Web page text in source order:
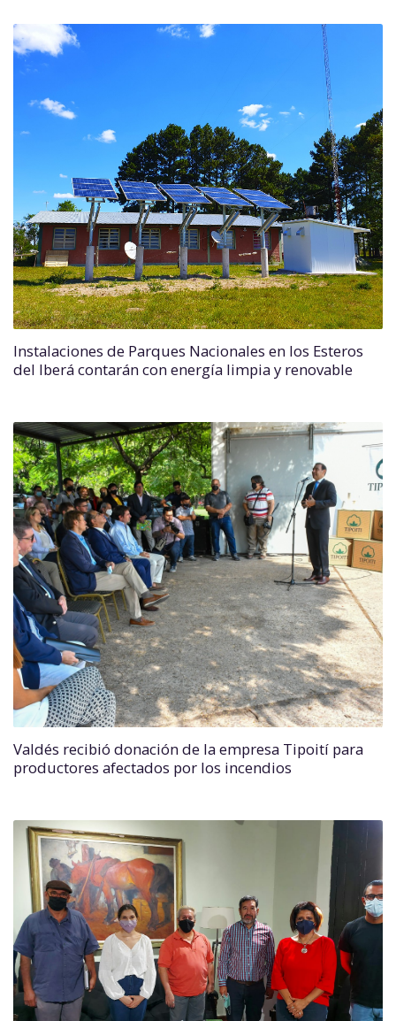
Instalaciones de Parques Nacionales en los Esteros
del Iberá contarán con energía limpia y renovable
Valdés recibió donación de la empresa Tipoití para
productores afectados por los incendios